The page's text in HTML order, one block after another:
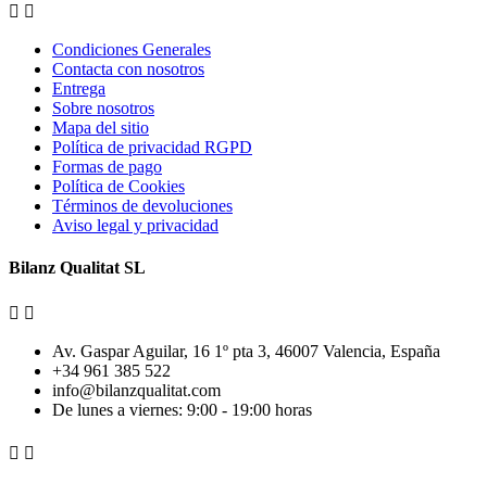
 
Condiciones Generales
Contacta con nosotros
Entrega
Sobre nosotros
Mapa del sitio
Política de privacidad RGPD
Formas de pago
Política de Cookies
Términos de devoluciones
Aviso legal y privacidad
Bilanz Qualitat SL
 
Av. Gaspar Aguilar, 16 1º pta 3, 46007 Valencia, España
+34 961 385 522
info@bilanzqualitat.com
De lunes a viernes: 9:00 - 19:00 horas
 